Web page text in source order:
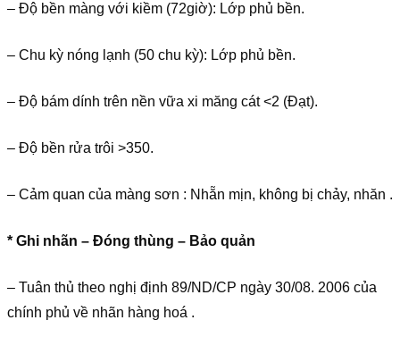
– Độ bền màng với kiềm (72giờ): Lớp phủ bền.
– Chu kỳ nóng lạnh (50 chu kỳ): Lớp phủ bền.
– Độ bám dính trên nền vữa xi măng cát <2 (Đạt).
– Độ bền rửa trôi >350.
– Cảm quan của màng sơn : Nhẵn mịn, không bị chảy, nhăn .
* Ghi nhãn – Đóng thùng – Bảo quản
– Tuân thủ theo nghị định 89/ND/CP ngày 30/08. 2006 của
chính phủ về nhãn hàng hoá .